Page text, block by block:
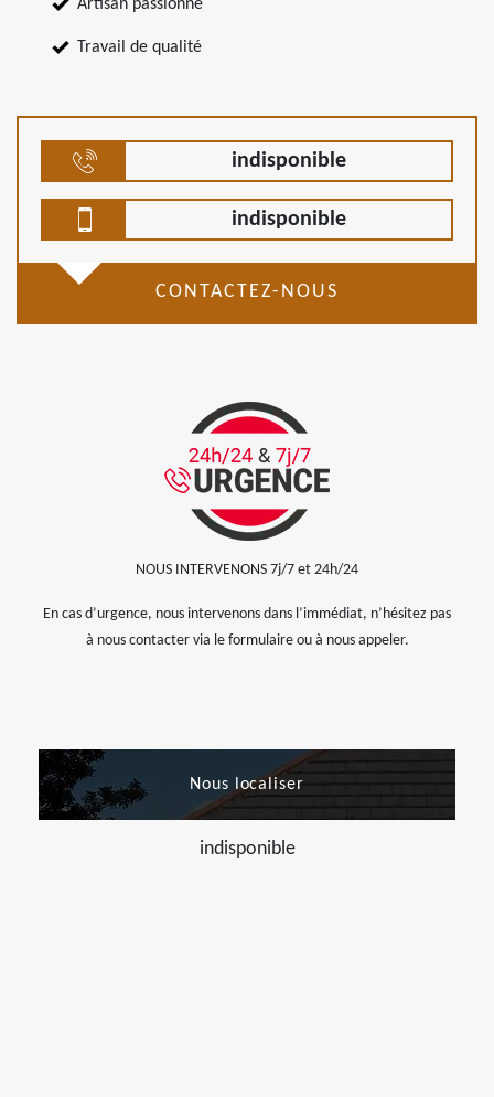
Artisan passionné
Travail de qualité
indisponible
indisponible
CONTACTEZ-NOUS
NOUS INTERVENONS 7j/7 et 24h/24
En cas d’urgence, nous intervenons dans l’immédiat, n’hésitez pas
à nous contacter via le formulaire ou à nous appeler.
Nous localiser
indisponible